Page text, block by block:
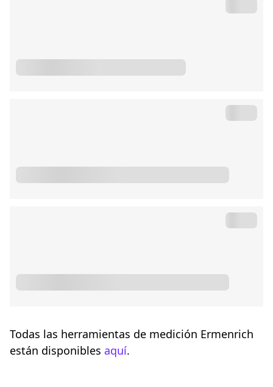
Todas las herramientas de medición Ermenrich
están disponibles aquí.